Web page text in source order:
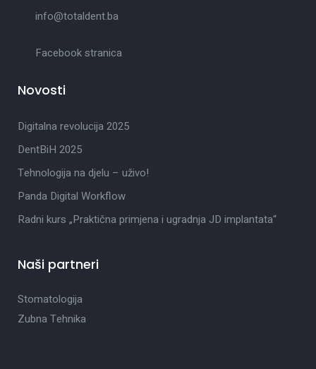
info@totaldent.ba
Facebook stranica
Novosti
Digitalna revolucija 2025
DentBiH 2025
Tehnologija na djelu – uživo!
Panda Digital Workflow
Radni kurs „Praktična primjena i ugradnja JD implantata“
Naši partneri
Stomatologija
Zubna Tehnika